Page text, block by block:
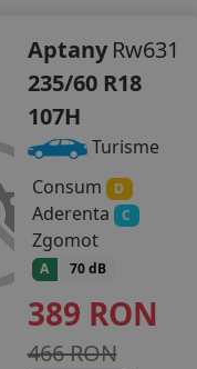
Aptany Rw631
235/60 R18
107H
Turisme
Consum
D
Aderenta C
Zgomot
A 70 dB
389 RON
466 RON